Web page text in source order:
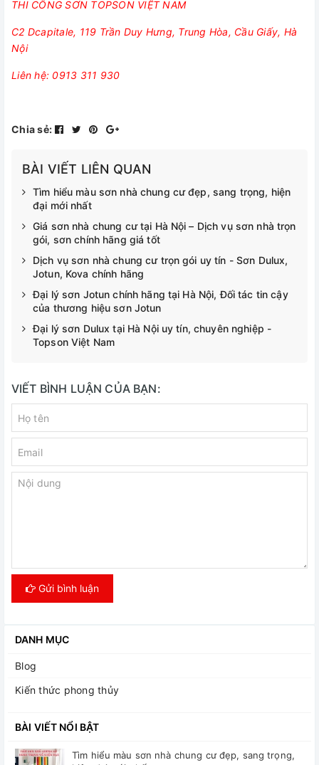
THI CÔNG SƠN TOPSON VIỆT NAM
C2 Dcapitale, 119 Trần Duy Hưng, Trung Hòa, Cầu Giấy, Hà
Nội
Liên hệ: 0913 311 930
Chia sẻ:
BÀI VIẾT LIÊN QUAN
Tìm hiểu màu sơn nhà chung cư đẹp, sang trọng, hiện
đại mới nhất
Giá sơn nhà chung cư tại Hà Nội – Dịch vụ sơn nhà trọn
gói, sơn chính hãng giá tốt
Dịch vụ sơn nhà chung cư trọn gói uy tín - Sơn Dulux,
Jotun, Kova chính hãng
Đại lý sơn Jotun chính hãng tại Hà Nội, Đối tác tin cậy
của thương hiệu sơn Jotun
Đại lý sơn Dulux tại Hà Nội uy tín, chuyên nghiệp -
Topson Việt Nam
VIẾT BÌNH LUẬN CỦA BẠN:
Gửi bình luận
DANH MỤC
Blog
Kiến thức phong thủy
BÀI VIẾT NỔI BẬT
Tìm hiểu màu sơn nhà chung cư đẹp, sang trọng,